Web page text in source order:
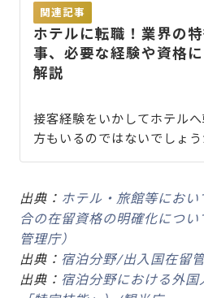
関連記事
ホテルに転職！業界の
事、必要な経験や資格
解説
接客経験をいかしてホテル
方もいるのではないでしょう
出典： ホテル・旅館等にお
合の在留資格の明確化につ
管理庁）
出典： 宿泊分野/出入国在留
出典： 宿泊分野における外